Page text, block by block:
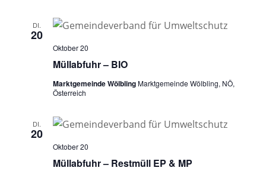
DI.
20
Müllabfuhr – BIO
Oktober 20
Marktgemeinde WölblingMarktgemeinde Wölbling, NÖ,
Österreich
DI.
20
Müllabfuhr – Restmüll EP & MP
Oktober 20